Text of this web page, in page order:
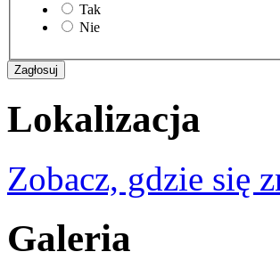
Tak
Nie
Lokalizacja
Zobacz, gdzie się
Galeria